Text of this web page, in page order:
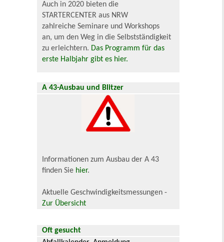
Auch in 2020 bieten die
STARTERCENTER aus NRW
zahlreiche Seminare und Workshops
an, um den Weg in die Selbstständigkeit
zu erleichtern. Das Programm für das
erste Halbjahr gibt es hier.
A 43-Ausbau und Blitzer
Informationen zum Ausbau der A 43
finden Sie hier.
Aktuelle Geschwindigkeitsmessungen -
Zur Übersicht
Oft gesucht